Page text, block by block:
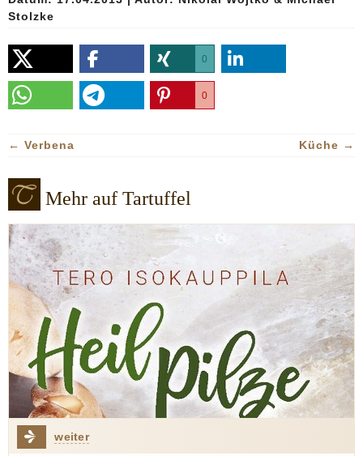
Stolzke
0
0
← Verbena Küche →
Mehr auf Tartuffel
weiter